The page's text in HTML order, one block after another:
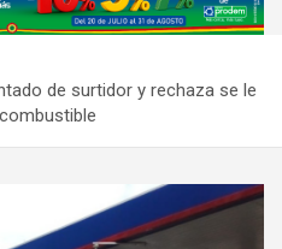
de surtidor y rechaza se le